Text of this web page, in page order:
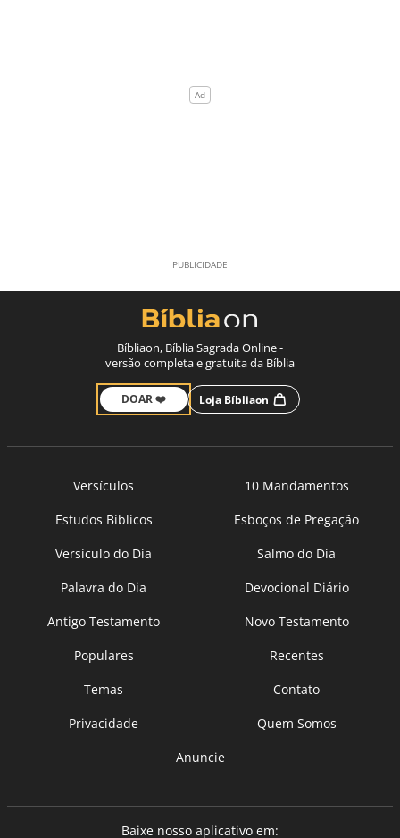
Bíbliaon, Bíblia Sagrada Online -
versão completa e gratuita da Bíblia
DOAR ❤️ Loja Bíbliaon
Versículos
10 Mandamentos
Estudos Bíblicos
Esboços de Pregação
Versículo do Dia
Salmo do Dia
Palavra do Dia
Devocional Diário
Antigo Testamento
Novo Testamento
Populares
Recentes
Temas
Contato
Privacidade
Quem Somos
Anuncie
Baixe nosso aplicativo em: